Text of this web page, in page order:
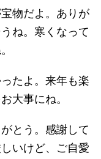
物だよ。ありが
ね。寒くなって
たよ。来年も楽
大事にね。
とう。感謝して
いけど、ご自愛